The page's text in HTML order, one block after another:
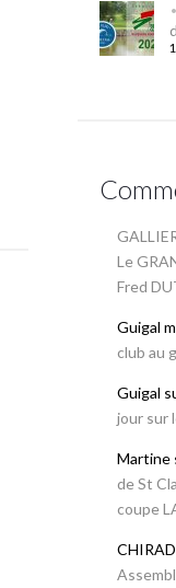
Le
Fred
Guigal
club au
Guigal
jour sur
Martine
de St
coupe